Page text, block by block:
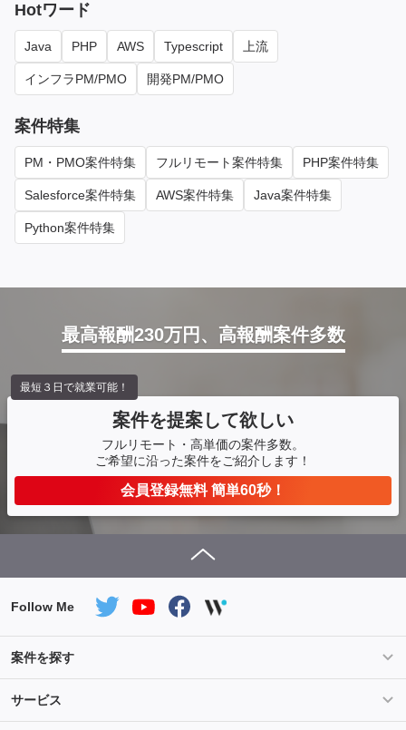
Hotワード
Java PHP AWS Typescript 上流
インフラPM/PMO 開発PM/PMO
案件特集
PM・PMO案件特集 フルリモート案件特集 PHP案件特集
Salesforce案件特集 AWS案件特集 Java案件特集
Python案件特集
最高報酬230万円、高報酬案件多数
案件を提案して欲しい
フルリモート・高単価の案件多数。
ご希望に沿った案件をご紹介します！
会員登録無料 簡単60秒！
最短３日で就業可能！
Follow Me
案件を探す
条件を指定して案件を探す
Salesforce案件特集 AWS案件特集
サービス